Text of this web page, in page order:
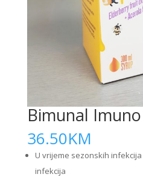
Bimunal
36.50KM
U vrijeme sezonskih
infekcija